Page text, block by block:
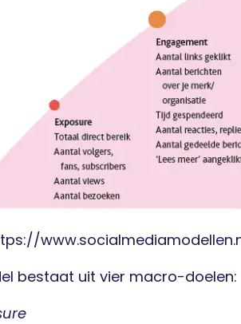
bestaat uit vier macro-doelen: